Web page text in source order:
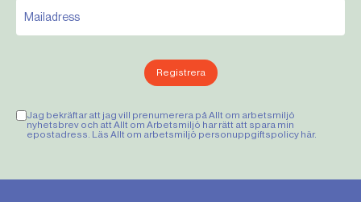
Registrera
Jag bekräftar att jag vill prenumerera på Allt om arbetsmiljö
nyhetsbrev och att Allt om Arbetsmiljö har rätt att spara min
epostadress. Läs Allt om arbetsmiljö personuppgiftspolicy här.